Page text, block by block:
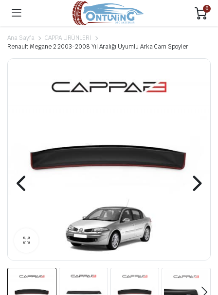
0
Ana Sayfa
CAPPA ÜRÜNLERİ
Renault Megane 2 2003-2008 Yıl Aralığı Uyumlu Arka Cam Spoyler